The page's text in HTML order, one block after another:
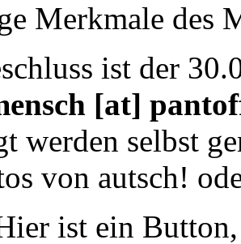
Merkmale des
ist der
[at]
werden selbst
von autsch!
ist ein